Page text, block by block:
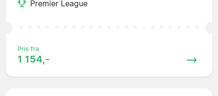
Premier League
Pris fra
1 154,-